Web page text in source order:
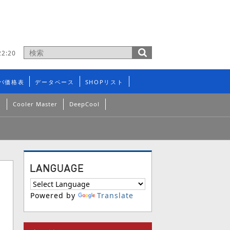
価格表 データベース SHOPリスト
Cooler Master DeepCool
Powered by Translate